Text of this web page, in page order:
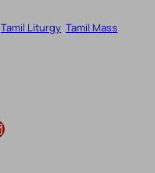
Tamil Liturgy Tamil Mass